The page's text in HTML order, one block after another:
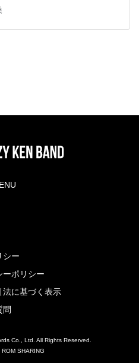
シー
ーポリシー
法に基づく表示
問
Co., Ltd. All Rights Reserved.
SHARING